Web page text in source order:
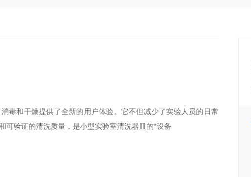
毒和干燥提供了全新的用户体验。它不但减少了实验人员的日常
可验证的清洗质量，是小型实验室清洗器皿的*设备